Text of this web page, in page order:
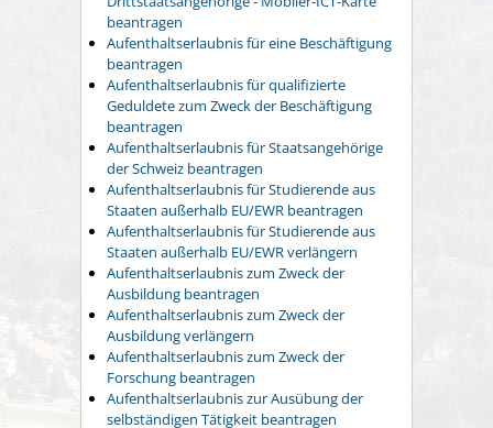
beantragen
Aufenthaltserlaubnis für eine Beschäftigung
beantragen
Aufenthaltserlaubnis für qualifizierte
Geduldete zum Zweck der Beschäftigung
beantragen
Aufenthaltserlaubnis für Staatsangehörige
der Schweiz beantragen
Aufenthaltserlaubnis für Studierende aus
Staaten außerhalb EU/EWR beantragen
Aufenthaltserlaubnis für Studierende aus
Staaten außerhalb EU/EWR verlängern
Aufenthaltserlaubnis zum Zweck der
Ausbildung beantragen
Aufenthaltserlaubnis zum Zweck der
Ausbildung verlängern
Aufenthaltserlaubnis zum Zweck der
Forschung beantragen
Aufenthaltserlaubnis zur Ausübung der
selbständigen Tätigkeit beantragen